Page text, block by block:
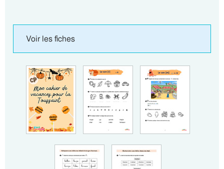
Voir les fiches